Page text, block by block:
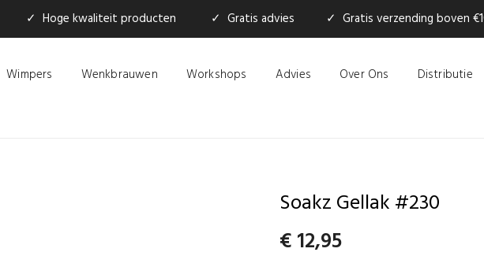
✓ Hoge kwaliteit producten ✓ Gratis advies ✓ Gratis verzending boven
Wimpers Wenkbrauwen Workshops Advies Over Ons Distributie
Soakz Gellak #230
€12,95